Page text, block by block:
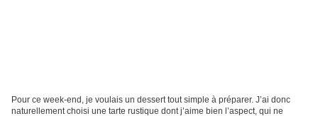
Pour ce week-end, je voulais un dessert tout simple à préparer. J’ai donc
naturellement choisi une tarte rustique dont j’aime bien l’aspect, qui ne